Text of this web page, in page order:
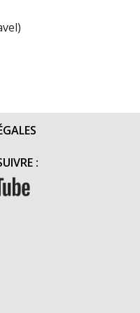
: